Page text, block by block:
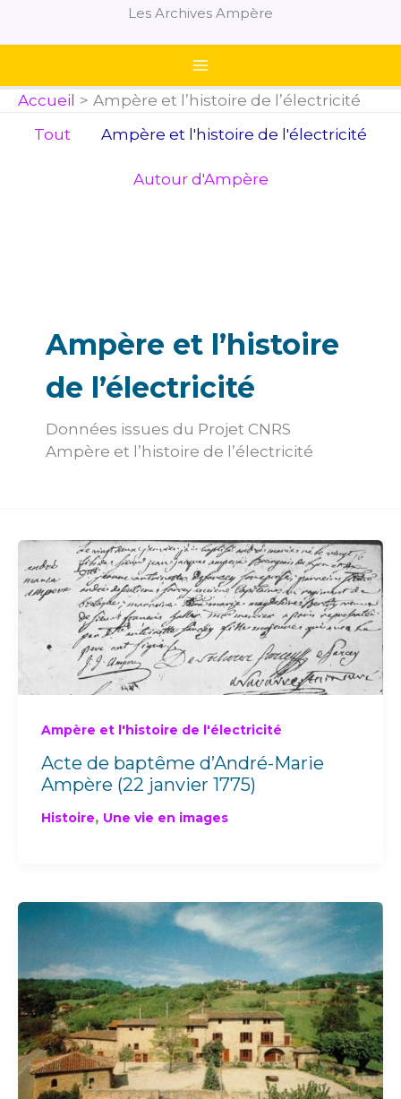
Les Archives Ampère
Accueil
Ampère et l’histoire de l’électricité
Tout Ampère et l'histoire de l'électricité
Autour d'Ampère
Ampère et l’histoire
de l’électricité
Données issues du Projet CNRS
Ampère et l’histoire de l’électricité
Ampère et l'histoire de l'électricité
Acte de baptême d’André-Marie
Ampère (22 janvier 1775)
Histoire, Une vie en images